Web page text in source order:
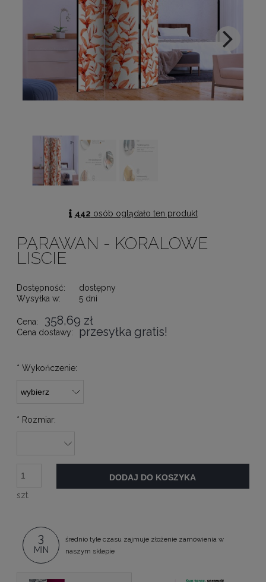
442 osób oglądało ten produkt
PARAWAN - KORALOWE
LIŚCIE
Dostępność:
dostępny
Wysyłka w:
5 dni
Cena: 358,69 zł
Cena dostawy: przesyłka gratis!
* Wykończenie:
* Rozmiar:
szt.
DODAJ DO KOSZYKA
3
MIN
średnio tyle czasu zajmuje złożenie zamówienia w
naszym sklepie